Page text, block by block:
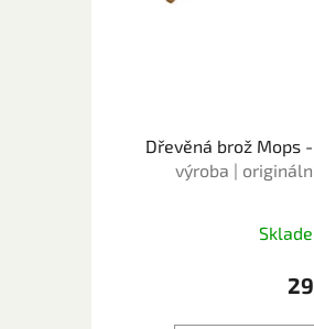
Dřevěná brož Mops
výroba |